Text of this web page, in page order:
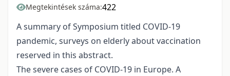
Megtekintések száma:422
A summary of Symposium titled COVID-19
pandemic, surveys on elderly about vaccination
reserved in this abstract.
The severe cases of COVID-19 in Europe. A